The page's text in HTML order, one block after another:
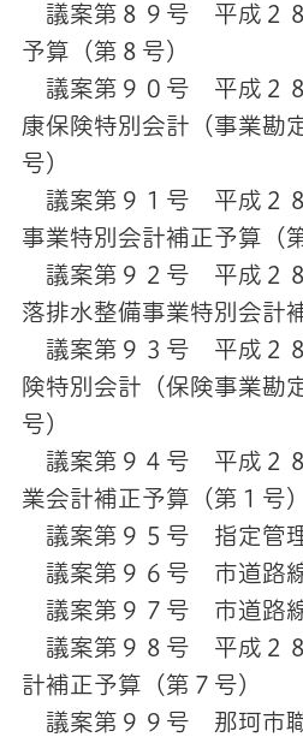
議案第８９号 平成２
予算（第８号）
議案第９０号 平成２
康保険特別会計（事業勘
号）
議案第９１号 平成２
事業特別会計補正予算（
議案第９２号 平成２
落排水整備事業特別会計
議案第９３号 平成２
険特別会計（保険事業勘
号）
議案第９４号 平成２
業会計補正予算（第１号）
議案第９５号 指定管
議案第９６号 市道路
議案第９７号 市道路
議案第９８号 平成２
計補正予算（第７号）
議案第９９号 那珂市